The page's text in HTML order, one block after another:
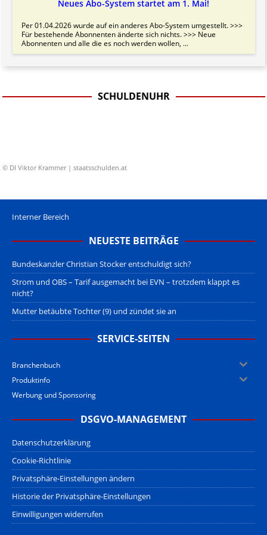
Neues Abo-System startet am 1. Mai!
Per 01.04.2026 wurde auf ein anderes Abo-System umgestellt. >>>
Für bestehende Abonnenten änderte sich nichts. >>> Neue
Abonnenten und alle die es noch werden wollen, ...
SCHULDENUHR
© DI Viktor Krammer | staatsschulden.at
Interner Bereich
NEUESTE BEITRÄGE
Bundeskanzler Christian Stocker entschuldigt sich?
Strom und OBS – Tarif ausgemacht bei EVN – trotzdem klappt es
nicht?
Mutter betäubte Tochter (9) und zündet sie an
SERVICE-SEITEN
Branchenbuch
Produktinfo
Werbung und Sponsoring
DSGVO-MANAGEMENT
Datenschutzerklärung
Cookie-Richtlinie
Privatsphäre-Einstellungen ändern
Historie der Privatsphäre-Einstellungen
Einwilligungen widerrufen